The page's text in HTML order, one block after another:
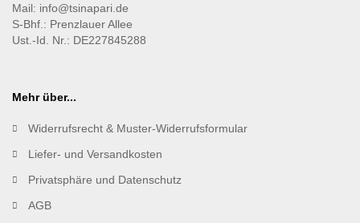
Mail: info@tsinapari.de
S-Bhf.: Prenzlauer Allee
Ust.-Id. Nr.: DE227845288
Mehr über...
Widerrufsrecht & Muster-Widerrufsformular
Liefer- und Versandkosten
Privatsphäre und Datenschutz
AGB